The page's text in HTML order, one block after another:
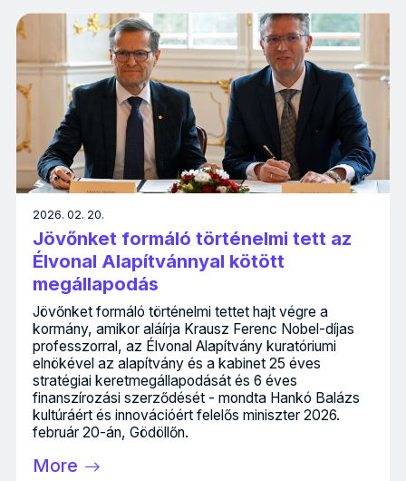
2026. 02. 20.
Jövőnket formáló történelmi tett az
Élvonal Alapítvánnyal kötött
megállapodás
Jövőnket formáló történelmi tettet hajt végre a
kormány, amikor aláírja Krausz Ferenc Nobel-díjas
professzorral, az Élvonal Alapítvány kuratóriumi
elnökével az alapítvány és a kabinet 25 éves
stratégiai keretmegállapodását és 6 éves
finanszírozási szerződését - mondta Hankó Balázs
kultúráért és innovációért felelős miniszter 2026.
február 20-án, Gödöllőn.
More